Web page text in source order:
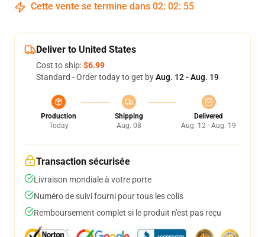
Cette vente se termine dans 02: 02: 54
Deliver to United States
Cost to ship:$6.99
Standard - Order today to get byAug. 12 - Aug. 19
Production
Today
Shipping
Aug. 08
Delivered
Aug. 12 - Aug. 19
Transaction sécurisée
Livraison mondiale à votre porte
Numéro de suivi fourni pour tous les colis
Remboursement complet si le produit n'est pas reçu